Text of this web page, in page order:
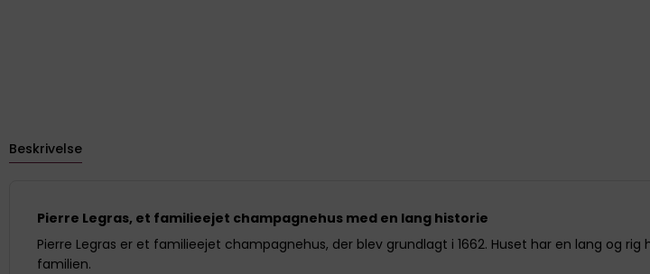
Beskrivelse
Pierre Legras, et familieejet champagnehus med en lang historie
Pierre Legras er et familieejet champagnehus, der blev grundlagt i 1662. Huset har en lang og
familien.